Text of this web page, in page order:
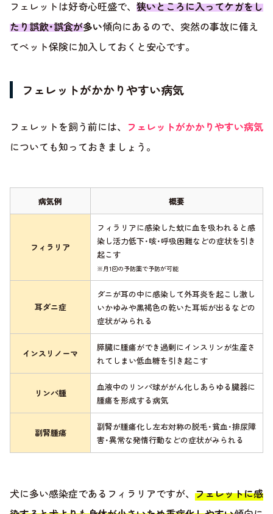
フェレットは好奇心旺盛で、 狭いところに入ってケガをし
たり誤飲･誤食が多い傾向にあるので、突然の事故に備え
てペット保険に加入しておくと安心です。
フェレットがかかりやすい病気
フェレットを飼う前には、 フェレットがかかりやすい病気
についても知っておきましょう。
病気例 概要
フィラリア
フィラリアに感染した蚊に血を吸われると感
染し活力低下･咳･呼吸困難などの症状を引き
起こす
※月1回の予防薬で予防が可能
耳ダニ症
ダニが耳の中に感染して外耳炎を起こし激し
いかゆみや黒褐色の乾いた耳垢が出るなどの
症状がみられる
インスリノーマ
膵臓に腫瘍ができ過剰にインスリンが生産さ
れてしまい低血糖を引き起こす
リンパ腫
血液中のリンパ球ががん化しあらゆる臓器に
腫瘍を形成する病気
副腎腫瘍
副腎が腫瘍化し左右対称の脱毛･貧血･排尿障
害･異常な発情行動などの症状がみられる
犬に多い感染症であるフィラリアですが、 フェレットに感